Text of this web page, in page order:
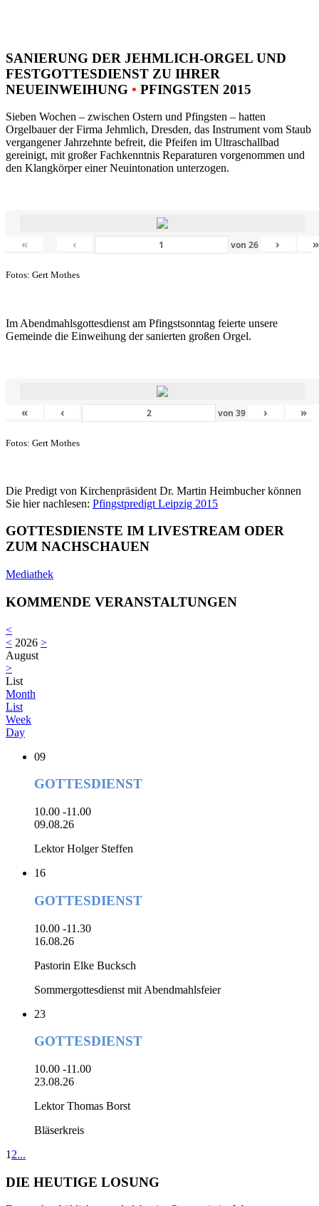
SANIERUNG DER JEHMLICH-ORGEL UND
FESTGOTTESDIENST ZU IHRER
NEUEINWEIHUNG • PFINGSTEN 2015
Sieben Wochen – zwischen Ostern und Pfingsten – hatten
Orgelbauer der Firma Jehmlich, Dresden, das Instrument vom Staub
vergangener Jahrzehnte befreit, die Pfeifen im Ultraschallbad
gereinigt, mit großer Fachkenntnis Reparaturen vorgenommen und
den Klangkörper einer Neuintonation unterzogen.
« ‹ von 26 › »
Fotos: Gert Mothes
Im Abendmahlsgottesdienst am Pfingstsonntag feierte unsere
Gemeinde die Einweihung der sanierten großen Orgel.
« ‹ von39 › »
Fotos: Gert Mothes
Die Predigt von Kirchenpräsident Dr. Martin Heimbucher können
Sie hier nachlesen: Pfingstpredigt Leipzig 2015
GOTTESDIENSTE IM LIVESTREAM ODER
ZUM NACHSCHAUEN
Mediathek
KOMMENDE VERANSTALTUNGEN
<
< 2026 >
August
>
List
Month
List
Week
Day
09
GOTTESDIENST
10.00 -11.00
09.08.26
Lektor Holger Steffen
16
GOTTESDIENST
10.00 -11.30
16.08.26
Pastorin Elke Bucksch
Sommergottesdienst mit Abendmahlsfeier
23
GOTTESDIENST
10.00 -11.00
23.08.26
Lektor Thomas Borst
Bläserkreis
1 2...
DIE HEUTIGE LOSUNG